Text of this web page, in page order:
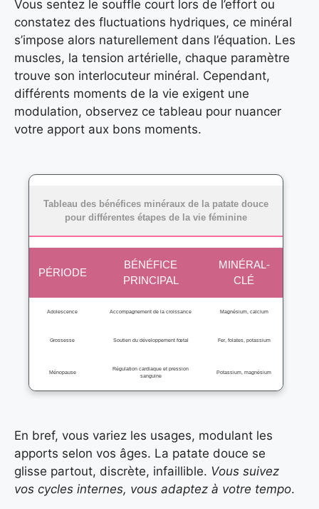
Vous sentez le souffle court lors de l’effort ou
constatez des fluctuations hydriques, ce minéral
s’impose alors naturellement dans l’équation. Les
muscles, la tension artérielle, chaque paramètre
trouve son interlocuteur minéral. Cependant,
différents moments de la vie exigent une
modulation, observez ce tableau pour nuancer
votre apport aux bons moments.
Tableau des bénéfices minéraux de la patate douce
pour différentes étapes de la vie féminine
PÉRIODE
BÉNÉFICE
PRINCIPAL
MINÉRAL-
CLÉ
Adolescence Accompagnement de la croissance Magnésium, calcium
Grossesse Soutien du développement fœtal Fer, folates, potassium
Ménopause
Régulation cardiaque et pression
sanguine
Potassium, magnésium
En bref, vous variez les usages, modulant les
apports selon vos âges. La patate douce se
glisse partout, discrète, infaillible. Vous suivez
vos cycles internes, vous adaptez à votre tempo.